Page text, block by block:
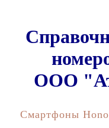
ООО
Смартфоны